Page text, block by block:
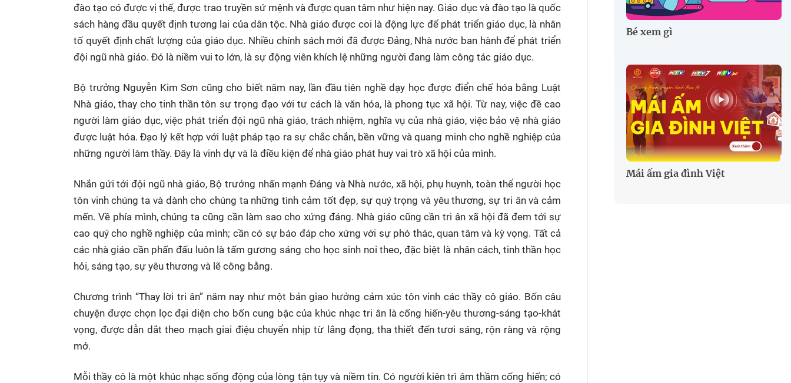
đào tạo có được vị thế, được trao truyền sứ mệnh và được quan tâm như hiện nay. Giáo dục và đào tạo là quốc
sách hàng đầu quyết định tương lai của dân tộc. Nhà giáo được coi là động lực để phát triển giáo dục, là nhân
tố quyết định chất lượng của giáo dục. Nhiều chính sách mới đã được Đảng, Nhà nước ban hành để phát triển
đội ngũ nhà giáo. Đó là niềm vui to lớn, là sự động viên khích lệ những người đang làm công tác giáo dục.
Bộ trưởng Nguyễn Kim Sơn cũng cho biết năm nay, lần đầu tiên nghề dạy học được điển chế hóa bằng Luật
Nhà giáo, thay cho tinh thần tôn sư trọng đạo với tư cách là văn hóa, là phong tục xã hội. Từ nay, việc đề cao
người làm giáo dục, việc phát triển đội ngũ nhà giáo, trách nhiệm, nghĩa vụ của nhà giáo, việc bảo vệ nhà giáo
được luật hóa. Đạo lý kết hợp với luật pháp tạo ra sự chắc chắn, bền vững và quang minh cho nghề nghiệp của
những người làm thầy. Đây là vinh dự và là điều kiện để nhà giáo phát huy vai trò xã hội của mình.
Nhắn gửi tới đội ngũ nhà giáo, Bộ trưởng nhấn mạnh Đảng và Nhà nước, xã hội, phụ huynh, toàn thể người học
tôn vinh chúng ta và dành cho chúng ta những tình cảm tốt đẹp, sự quý trọng và yêu thương, sự tri ân và cảm
mến. Về phía mình, chúng ta cũng cần làm sao cho xứng đáng. Nhà giáo cũng cần tri ân xã hội đã đem tới sự
cao quý cho nghề nghiệp của mình; cần có sự báo đáp cho xứng với sự phó thác, quan tâm và kỳ vọng. Tất cả
các nhà giáo cần phấn đấu luôn là tấm gương sáng cho học sinh noi theo, đặc biệt là nhân cách, tinh thần học
hỏi, sáng tạo, sự yêu thương và lẽ công bằng.
Chương trình “Thay lời tri ân” năm nay như một bản giao hưởng cảm xúc tôn vinh các thầy cô giáo. Bốn câu
chuyện được chọn lọc đại diện cho bốn cung bậc của khúc nhạc tri ân là cống hiến-yêu thương-sáng tạo-khát
vọng, được dẫn dắt theo mạch giai điệu chuyển nhịp từ lắng đọng, tha thiết đến tươi sáng, rộn ràng và rộng
mở.
Mỗi thầy cô là một khúc nhạc sống động của lòng tận tụy và niềm tin. Có người kiên trì âm thầm cống hiến; có
Bé xem gì
Mái ấm gia đình Việt